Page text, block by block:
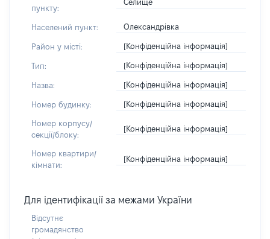
пункту:
Селище
Населений пункт: Олександрівка
Район у місті: [Конфіденційна інформація]
Тип: [Конфіденційна інформація]
Назва: [Конфіденційна інформація]
Номер будинку: [Конфіденційна інформація]
Номер корпусу/
секції/блоку:
[Конфіденційна інформація]
Номер квартири/
кімнати:
[Конфіденційна інформація]
Для ідентифікації за межами України
Відсутнє
громадянство